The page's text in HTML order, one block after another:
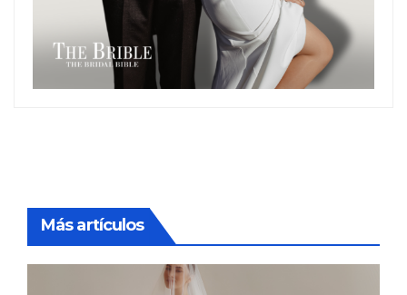
Más artículos